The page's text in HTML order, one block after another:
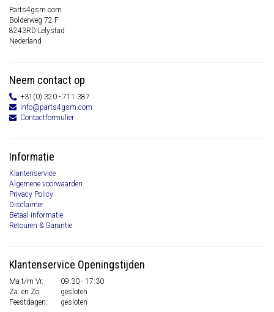
Parts4gsm.com
Bolderweg 72 F
8243RD Lelystad
Nederland
Neem contact op
+31(0) 320 - 711 387
info@parts4gsm.com
Contactformulier
Informatie
Klantenservice
Algemene voorwaarden
Privacy Policy
Disclaimer
Betaal informatie
Retouren & Garantie
Klantenservice Openingstijden
Ma t/m Vr.
09:30 - 17:30
Za. en Zo.
gesloten
Feestdagen:
gesloten